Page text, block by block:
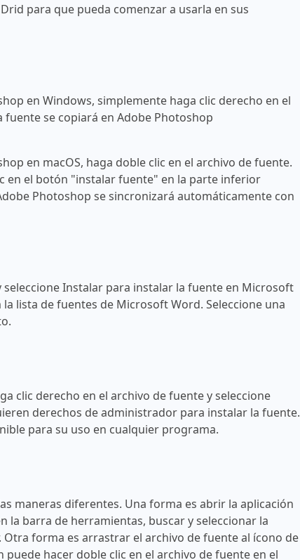
para que pueda comenzar a usarla en sus
en Windows, simplemente haga clic derecho en el
fuente se copiará en Adobe Photoshop
en macOS, haga doble clic en el archivo de fuente.
en el botón "instalar fuente" en la parte inferior
Photoshop se sincronizará automáticamente con
seleccione Instalar para instalar la fuente en Microsoft
lista de fuentes de Microsoft Word. Seleccione una
clic derecho en el archivo de fuente y seleccione
derechos de administrador para instalar la fuente.
para su uso en cualquier programa.
maneras diferentes. Una forma es abrir la aplicación
la barra de herramientas, buscar y seleccionar la
forma es arrastrar el archivo de fuente al ícono de
puede hacer doble clic en el archivo de fuente en el